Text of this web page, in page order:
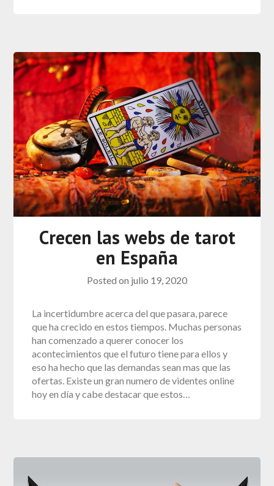
Crecen las webs de tarot
en España
Posted on julio 19, 2020
La incertidumbre acerca del que pasara, parece
que ha crecido en estos tiempos. Muchas personas
han comenzado a querer conocer los
acontecimientos que el futuro tiene para ellos y
eso ha hecho que las demandas sean mas que las
ofertas. Existe un gran numero de videntes online
hoy en día y cabe destacar que estos…